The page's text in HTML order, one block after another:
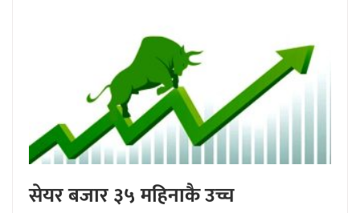
सेयर बजार ३५ महिनाकै उच्च